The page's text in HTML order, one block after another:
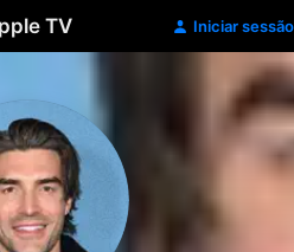
TV Iniciar sessão